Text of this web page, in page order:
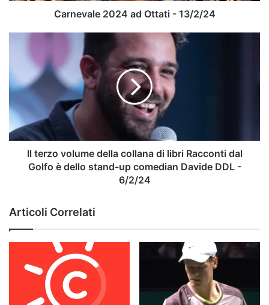
Carnevale 2024 ad Ottati - 13/2/24
volume
collana
libri
Racconti
dal
Golfo
comedian
Davide
DDL
6/2/24
Il terzo volume della collana di libri Racconti dal
Golfo è dello stand-up comedian Davide DDL -
6/2/24
Articoli Correlati